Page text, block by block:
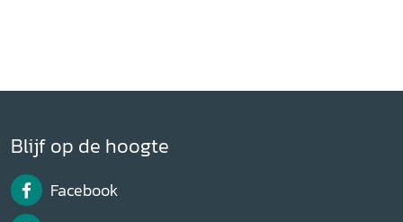
Blijf op de hoogte
Facebook